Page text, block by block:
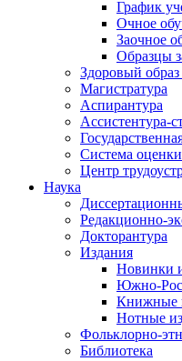
График
Очное
Заочное
Образцы
Здоровый
Магистратура
Аспирантура
Ассистентура-
Система оценки
Центр
Наука
Редакционно-
Докторантура
Издания
Новинки
Южно-
Книжные
Нотные
Фольклорно-
Библиотека